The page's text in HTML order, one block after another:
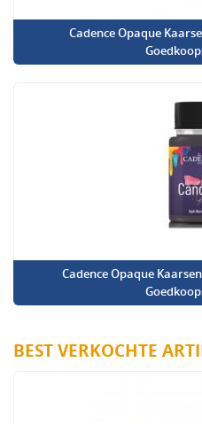
Cadence Opaque
Cadence Opaque
BEST VERKOCHTE